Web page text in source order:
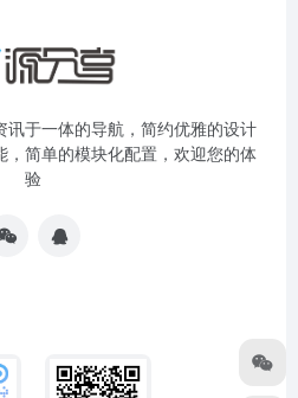
于一体的导航，简约优雅的设计
，简单的模块化配置，欢迎您的体
验